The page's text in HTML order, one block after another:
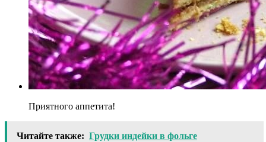
Приятного аппетита!
Читайте также: Грудки индейки в фольге